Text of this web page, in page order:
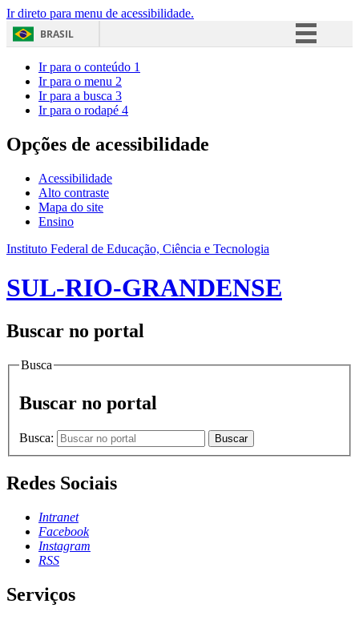
Ir direto para menu de acessibilidade.
BRASIL
Acesso à informação
Ir para o conteúdo 1
Ir para o menu 2
Ir para a busca 3
Ir para o rodapé 4
Opções de acessibilidade
Acessibilidade
Alto contraste
Mapa do site
Ensino
Instituto Federal de Educação, Ciência e Tecnologia
SUL-RIO-GRANDENSE
Buscar no portal
Busca
Buscar no portal
Busca: Buscar
Redes Sociais
Intranet
Facebook
Instagram
RSS
Serviços